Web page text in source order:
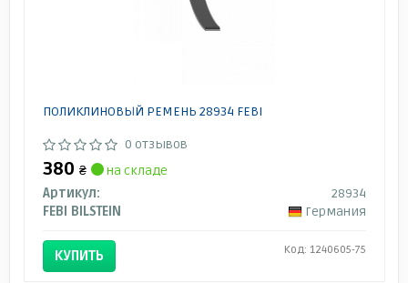
ПОЛИКЛИНОВЫЙ РЕМЕНЬ 28934 FEBI
0 отзывов
380 ₴
на складе
Артикул:
28934
FEBI BILSTEIN
Германия
КУПИТЬ Код: 1240605-75